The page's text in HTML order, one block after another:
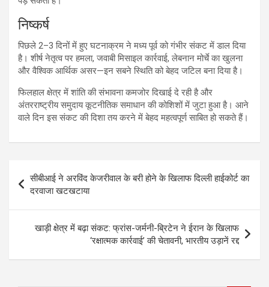
निष्कर्ष
पिछले 2–3 दिनों में हुए घटनाक्रम ने मध्य पूर्व को गंभीर संकट में डाल दिया
है। शीर्ष नेतृत्व पर हमला, जवाबी मिसाइल कार्रवाई, लेबनान मोर्चे का खुलना
और वैश्विक आर्थिक असर—इन सबने स्थिति को बेहद जटिल बना दिया है।
फिलहाल क्षेत्र में शांति की संभावना कमजोर दिखाई दे रही है और
अंतरराष्ट्रीय समुदाय कूटनीतिक समाधान की कोशिशों में जुटा हुआ है। आने
वाले दिन इस संकट की दिशा तय करने में बेहद महत्वपूर्ण साबित हो सकते हैं।
navigation
सीबीआई ने अरविंद केजरीवाल के बरी होने के खिलाफ दिल्ली हाईकोर्ट का
दरवाजा खटखटाया
खाड़ी क्षेत्र में बढ़ा संकट: फ्रांस-जर्मनी-ब्रिटेन ने ईरान के खिलाफ
‘रक्षात्मक कार्रवाई’ की चेतावनी, भारतीय उड़ानें रद्द